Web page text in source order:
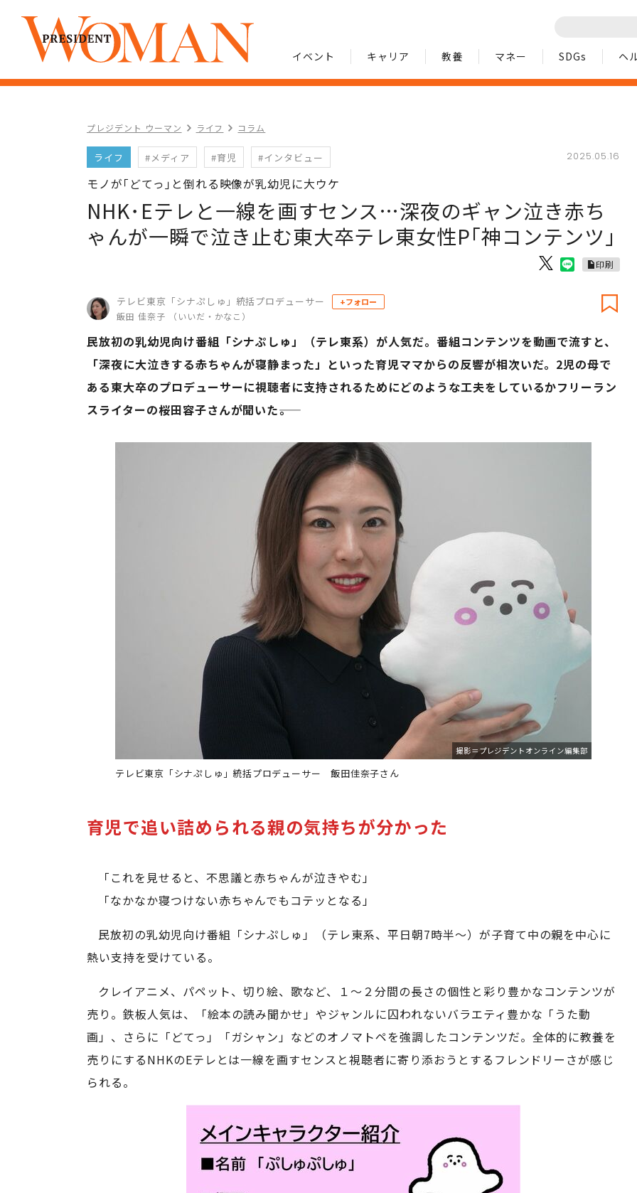
イベント キャリア 教養 マネー SDGs ヘ
プレジデント ウーマン ライフ コラム
ライフ #メディア #育児 #インタビュー 2025.05.16
モノが｢どてっ｣と倒れる映像が乳幼児に大ウケ
NHK･Eテレと一線を画すセンス…深夜のギャン泣き赤ち
ゃんが一瞬で泣き止む東大卒テレ東女性P｢神コンテンツ｣
印刷
テレビ東京「シナぷしゅ」統括プロデューサー
飯田 佳奈子 （いいだ・かなこ）
+フォロー
民放初の乳幼児向け番組「シナぷしゅ」（テレ東系）が人気だ。番組コンテンツを動画で流すと、
「深夜に大泣きする赤ちゃんが寝静まった」といった育児ママからの反響が相次いだ。2児の母で
ある東大卒のプロデューサーに視聴者に支持されるためにどのような工夫をしているかフリーラン
スライターの桜田容子さんが聞いた――。
撮影＝プレジデントオンライン編集部
テレビ東京「シナぷしゅ」統括プロデューサー 飯田佳奈子さん
育児で追い詰められる親の気持ちが分かった
「これを見せると、不思議と赤ちゃんが泣きやむ」
「なかなか寝つけない赤ちゃんでもコテッとなる」
民放初の乳幼児向け番組「シナぷしゅ」（テレ東系、平日朝7時半～）が子育て中の親を中心に
熱い支持を受けている。
クレイアニメ、パペット、切り絵、歌など、１～２分間の長さの個性と彩り豊かなコンテンツが
売り。鉄板人気は、「絵本の読み聞かせ」やジャンルに囚われないバラエティ豊かな「うた動
画」、さらに「どてっ」「ガシャン」などのオノマトペを強調したコンテンツだ。全体的に教養を
売りにするNHKのEテレとは一線を画すセンスと視聴者に寄り添おうとするフレンドリーさが感じ
られる。